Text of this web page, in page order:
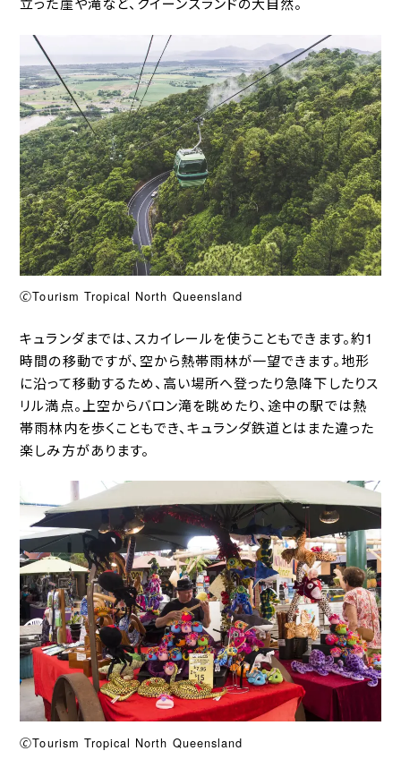
🄫Tourism Tropical North Queensland
キュランダまでは、スカイレールを使うこともできます。約1
時間の移動ですが、空から熱帯雨林が一望できます。地形
に沿って移動するため、高い場所へ登ったり急降下したりス
リル満点。上空からバロン滝を眺めたり、途中の駅では熱
帯雨林内を歩くこともでき、キュランダ鉄道とはまた違った
楽しみ方があります。
🄫Tourism Tropical North Queensland